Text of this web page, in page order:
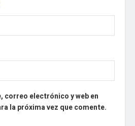
correo electrónico y web en
la próxima vez que comente.